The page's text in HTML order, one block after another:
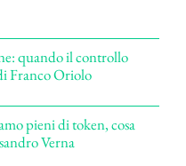
quando il controllo
Franco Oriolo
pieni di token, cosa
Verna